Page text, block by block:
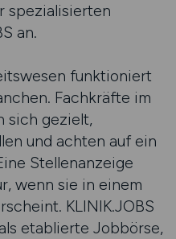
spezialisierten
an.
funktioniert
Fachkräfte im
sich gezielt,
und achten auf ein
Stellenanzeige
wenn sie in einem
KLINIK.JOBS
etablierte Jobbörse,